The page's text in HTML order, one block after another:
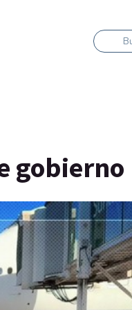
gobierno